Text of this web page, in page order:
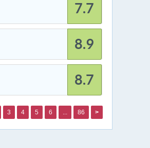
7.7
8.9
8.7
3 4 5 6 ... 86 >